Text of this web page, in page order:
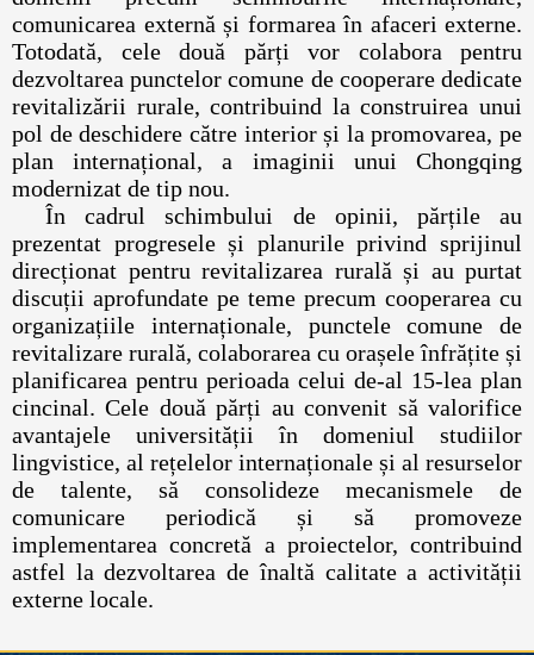
comunicarea externă și formarea în afaceri externe.
Totodată, cele două părți vor colabora pentru
dezvoltarea punctelor comune de cooperare dedicate
revitalizării rurale, contribuind la construirea unui
pol de deschidere către interior și la promovarea, pe
plan internațional, a imaginii unui Chongqing
modernizat de tip nou.
În cadrul schimbului de opinii, părțile au
prezentat progresele și planurile privind sprijinul
direcționat pentru revitalizarea rurală și au purtat
discuții aprofundate pe teme precum cooperarea cu
organizațiile internaționale, punctele comune de
revitalizare rurală, colaborarea cu orașele înfrățite și
planificarea pentru perioada celui de-al 15-lea plan
cincinal. Cele două părți au convenit să valorifice
avantajele universității în domeniul studiilor
lingvistice, al rețelelor internaționale și al resurselor
de talente, să consolideze mecanismele de
comunicare periodică și să promoveze
implementarea concretă a proiectelor, contribuind
astfel la dezvoltarea de înaltă calitate a activității
externe locale.